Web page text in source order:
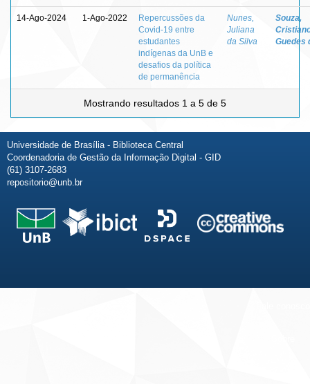
14-Ago-2024 1-Ago-2022
Repercussões da
Covid-19 entre
estudantes
indígenas da UnB e
desafios da política
de permanência
Nunes,
Juliana
da Silva
Souza,
Guedes
Mostrando resultados 1 a 5 de 5
Universidade de Brasília - Biblioteca Central
Coordenadoria de Gestão da Informação Digital - GID
(61) 3107-2683
repositorio@unb.br